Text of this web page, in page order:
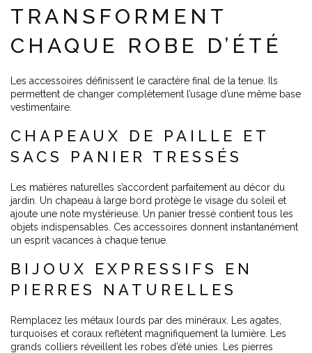
TRANSFORMENT
CHAQUE ROBE D’ÉTÉ
Les accessoires définissent le caractère final de la tenue. Ils
permettent de changer complètement l’usage d’une même base
vestimentaire.
CHAPEAUX DE PAILLE ET
SACS PANIER TRESSÉS
Les matières naturelles s’accordent parfaitement au décor du
jardin. Un chapeau à large bord protège le visage du soleil et
ajoute une note mystérieuse. Un panier tressé contient tous les
objets indispensables. Ces accessoires donnent instantanément
un esprit vacances à chaque tenue.
BIJOUX EXPRESSIFS EN
PIERRES NATURELLES
Remplacez les métaux lourds par des minéraux. Les agates,
turquoises et coraux reflètent magnifiquement la lumière. Les
grands colliers réveillent les robes d’été unies. Les pierres